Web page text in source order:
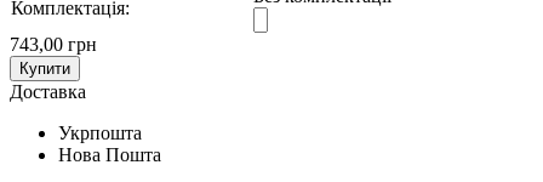
Комплектація:
743,00 грн
Купити
Доставка
Укрпошта
Нова Пошта